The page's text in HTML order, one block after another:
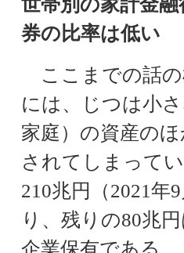
世帯別の家計金
券の比率は低い
ここまでの話の
には、じつは小
家庭）の資産の
されてしまって
210兆円（2021年
り、残りの80兆